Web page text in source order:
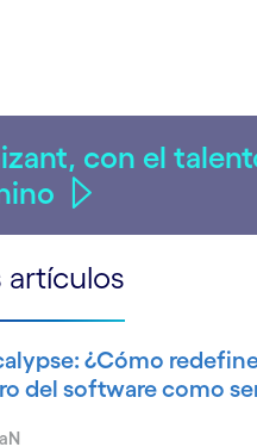
con el
artículos
¿Cómo
del software como